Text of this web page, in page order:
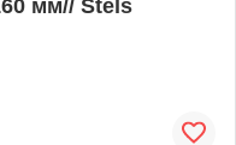
мм// Stels